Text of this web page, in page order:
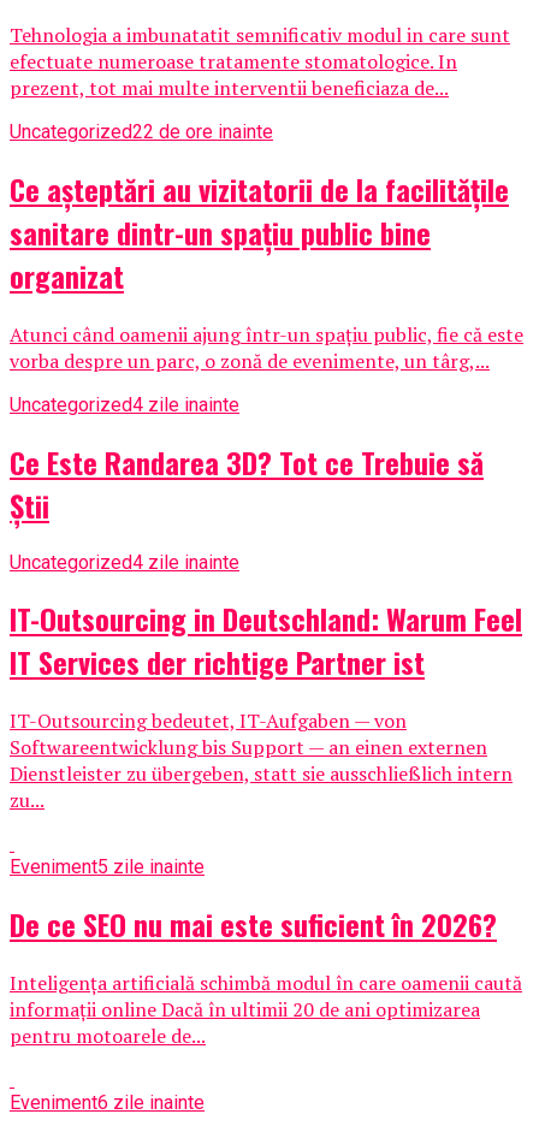
Tehnologia a imbunatatit semnificativ modul in care sunt
efectuate numeroase tratamente stomatologice. In
prezent, tot mai multe interventii beneficiaza de...
Uncategorized22 de ore inainte
Ce așteptări au vizitatorii de la facilitățile
sanitare dintr-un spațiu public bine
organizat
Atunci când oamenii ajung într-un spațiu public, fie că este
vorba despre un parc, o zonă de evenimente, un târg,...
Uncategorized4 zile inainte
Ce Este Randarea 3D? Tot ce Trebuie să
Știi
Uncategorized4 zile inainte
IT-Outsourcing in Deutschland: Warum Feel
IT Services der richtige Partner ist
IT-Outsourcing bedeutet, IT-Aufgaben — von
Softwareentwicklung bis Support — an einen externen
Dienstleister zu übergeben, statt sie ausschließlich intern
zu...
Eveniment5 zile inainte
De ce SEO nu mai este suficient în 2026?
Inteligența artificială schimbă modul în care oamenii caută
informații online Dacă în ultimii 20 de ani optimizarea
pentru motoarele de...
Eveniment6 zile inainte